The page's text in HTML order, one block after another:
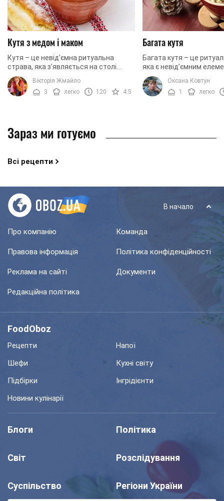
Кутя з медом і маком
Кутя – це невід’ємна ритуальна
страва, яка з’являється на столі
слов’ян під час трьох свят:
Святвечора, Старого Нового року, а
також на Водохреща. В ...
Вікторія Жмайло
3
легко 120 4.5
Багата кутя
Багата кутя – це
яка є невід’ємним
святкового столу на
отримала таку назву у
що вона ...
Оксана Ковтун
1
легко
Зараз ми готуємо
Всі рецепти
В начало
Про компанію Команда
Правова інформація Політика конфіденційності
Реклама на сайті Документи
Редакційна політика
FoodOboz
Рецепти
Напої
Шефи
Кухні світу
Підбірки
Інгрідієнти
Новини кулінарії
Блоги Політика
Світ Розслідування
Суспільство Регіони України